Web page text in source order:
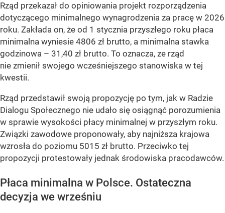
Rząd przekazał do opiniowania projekt rozporządzenia
dotyczącego minimalnego wynagrodzenia za pracę w 2026
roku. Zakłada on, że od 1 stycznia przyszłego roku płaca
minimalna wyniesie 4806 zł brutto, a minimalna stawka
godzinowa – 31,40 zł brutto. To oznacza, ze rząd
nie zmienił swojego wcześniejszego stanowiska w tej
kwestii.
Rząd przedstawił swoją propozycję po tym, jak w Radzie
Dialogu Społecznego nie udało się osiągnąć porozumienia
w sprawie wysokości płacy minimalnej w przyszłym roku.
Związki zawodowe proponowały, aby najniższa krajowa
wzrosła do poziomu 5015 zł brutto. Przeciwko tej
propozycji protestowały jednak środowiska pracodawców.
Płaca minimalna w Polsce. Ostateczna
decyzja we wrześniu